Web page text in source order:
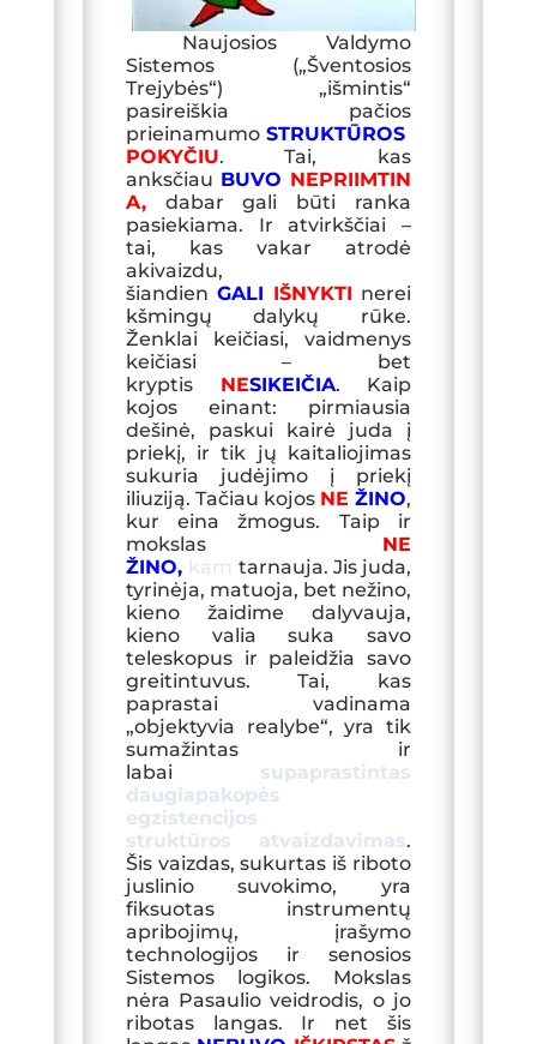
Naujosios Valdymo
Sistemos („Šventosios
Trejybės“) „išmintis“
pasireiškia pačios
prieinamumoSTRUKTŪROS
POKYČIU. Tai, kas
anksčiau BUVO NEPRIIMTIN
A,dabar gali būti ranka
pasiekiama. Ir atvirkščiai –
tai, kas vakar atrodė
akivaizdu,
šiandien GALI IŠNYKTI nerei
kšmingų dalykų rūke.
Ženklai keičiasi, vaidmenys
keičiasi – bet
kryptis NESIKEIČIA. Kaip
kojos einant: pirmiausia
dešinė, paskui kairė juda į
priekį, ir tik jų kaitaliojimas
sukuria judėjimo į priekį
iliuziją. Tačiau kojos NE ŽINO,
kur eina žmogus. Taip ir
mokslas NE
ŽINO, kam tarnauja. Jis juda,
tyrinėja, matuoja, bet nežino,
kieno žaidime dalyvauja,
kieno valia suka savo
teleskopus ir paleidžia savo
greitintuvus. Tai, kas
paprastai vadinama
„objektyvia realybe“, yra tik
sumažintas ir
labai supaprastintas
daugiapakopės
egzistencijos
struktūros atvaizdavimas.
Šis vaizdas, sukurtas iš riboto
juslinio suvokimo, yra
fiksuotas instrumentų
apribojimų, įrašymo
technologijos ir senosios
Sistemos logikos. Mokslas
nėra Pasaulio veidrodis, o jo
ribotas langas. Ir net šis